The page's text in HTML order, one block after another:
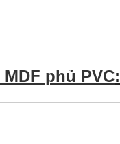
phủ PVC: